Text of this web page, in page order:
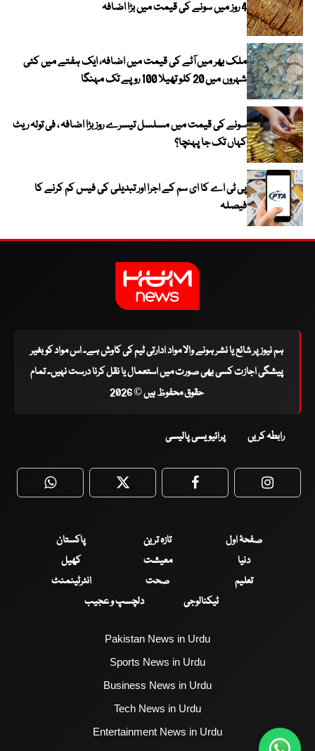
4 روز میں سونے کی قیمت میں بڑا اضافہ
ملک بھر میں آٹے کی قیمت میں اضافہ، ایک ہفتے میں کئی
شہروں میں 20 کلو تھیلا 100 روپے تک مہنگا
سونے کی قیمت میں مسلسل تیسرے روز بڑا اضافہ ، فی تولہ ریٹ
کہاں تک جا پہنچا؟
پی ٹی اے کا ای سم کے اجرا اور تبدیلی کی فیس کم کرنے کا
فیصلہ
ہم نیوز پر شائع یا نشر ہونے والا مواد ادارتی ٹیم کی کاوش ہے۔ اس مواد کو بغیر
پیشگی اجازت کسی بھی صورت میں استعمال یا نقل کرنا درست نہیں۔ تمام
حقوق محفوظ ہیں © 2026
رابطہ کریں پرائیویسی پالیسی
WhatsApp Twitter Facebook
صفحۂ اول تازہ ترین
پاکستان
دنیا
معیشت
کھیل
تعلیم
صحت
انٹرٹینمنٹ
ٹیکنالوجی
دلچسپ و عجیب
Pakistan News in Urdu
Sports News in Urdu
Business News in Urdu
Tech News in Urdu
Entertainment News in Urdu